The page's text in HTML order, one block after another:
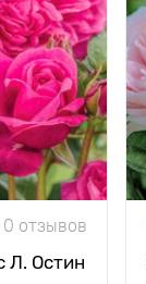
0 отзывов
Л. Остин
см, ширина
100 см
100 - 150 см
место
минус 30°С